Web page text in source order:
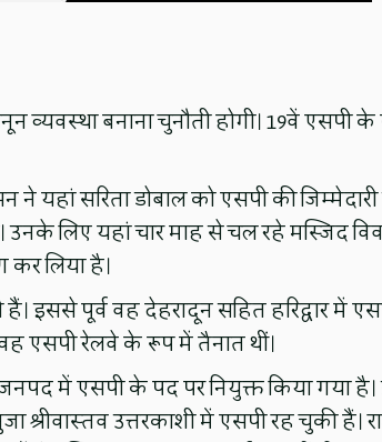
व्यवस्था बनाना चुनौती होगी। 19वें एसपी
यहां सरिता डोबाल को एसपी की जिम्मेदारी
लिए यहां चार माह से चल रहे मस्जिद
कर लिया है।
इससे पूर्व वह देहरादून सहित हरिद्वार में
एसपी रेलवे के रूप में तैनात थीं।
में एसपी के पद पर नियुक्त किया गया
उत्तरकाशी में एसपी रह चुकी हैं।